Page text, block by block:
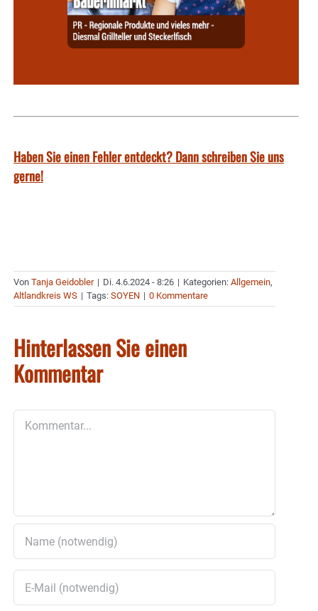
Haben Sie einen Fehler entdeckt? Dann schreiben Sie uns
gerne!
Von Tanja Geidobler | Di. 4.6.2024 - 8:26 | Kategorien: Allgemein,
Altlandkreis WS | Tags: SOYEN | 0 Kommentare
Hinterlassen Sie einen
Kommentar